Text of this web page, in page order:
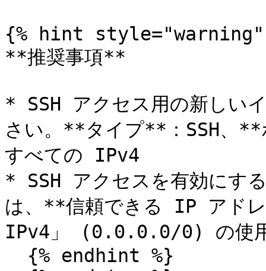
{% hint style="warning"
**推奨事項**
* SSH アクセス用の新しい
さい。**タイプ**：SSH、
すべての IPv4
* SSH アクセスを有効にす
は、**信頼できる IP アドレ
IPv4」 (0.0.0.0/0) の使用